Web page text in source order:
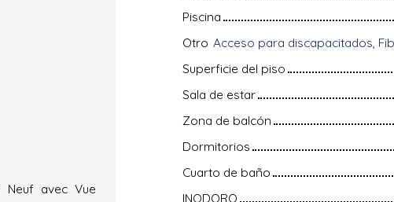
Neuf avec Vue
Piscina
Otro
Superficie del piso
Sala de estar
Zona de balcón
Dormitorios
Cuarto de baño
INODORO